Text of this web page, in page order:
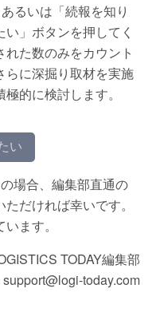
るいは「続報を知り
」ボタンを押してく
た数のみをカウント
らに深掘り取材を実施
的に検討します。
い
場合、編集部直通の
だければ幸いです。
ます。
TODAY編集部
today.com